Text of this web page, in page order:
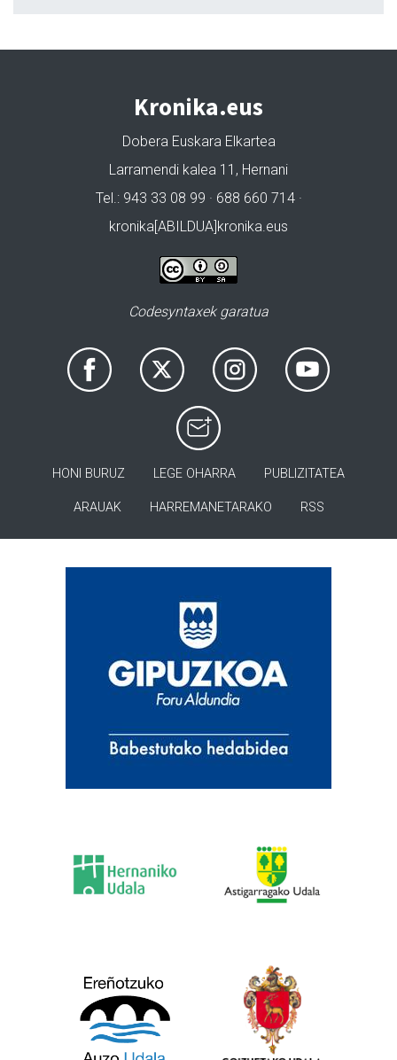
Kronika.eus
Dobera Euskara Elkartea
Larramendi kalea 11, Hernani
Tel.: 943 33 08 99 · 688 660 714 ·
kronika[ABILDUA]kronika.eus
Codesyntaxek garatua
HONI BURUZ LEGE OHARRA PUBLIZITATEA
ARAUAK HARREMANETARAKO RSS